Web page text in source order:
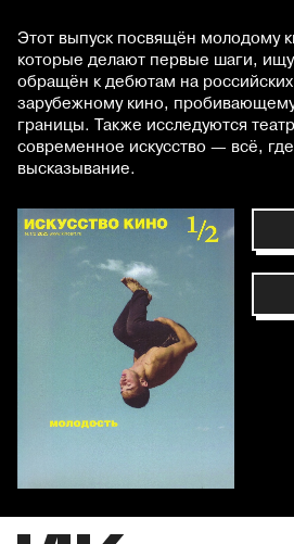
Этот выпуск посвящён молодому
которые делают первые шаги,
обращён к дебютам на
зарубежному кино,
границы. Также исследуются
современное искусство — всё,
высказывание.